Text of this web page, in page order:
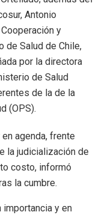
Antonio
y
de Salud de Chile,
por la directora
de Salud
de la de la
(OPS).
agenda, frente
la judicialización de
costo, informó
la cumbre.
importancia y en